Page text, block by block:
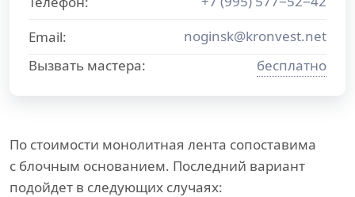
Email:
noginsk@kronvest.net
Вызвать мастера:
бесплатно
По стоимости монолитная лента сопоставима
с блочным основанием. Последний вариант
подойдет в следующих случаях: